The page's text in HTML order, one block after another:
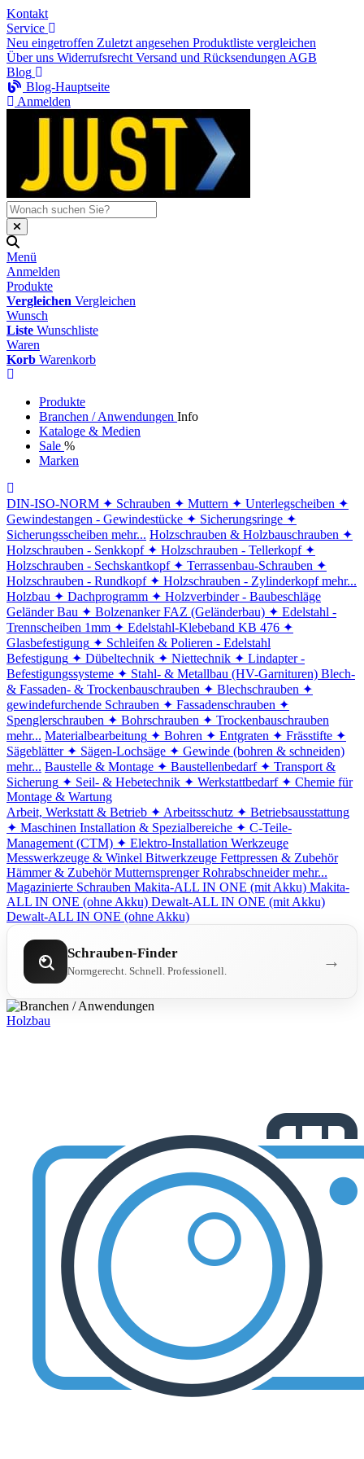
Kontakt
Service
Neu eingetroffen Zuletzt angesehen Produktliste vergleichen
Über uns Widerrufsrecht Versand und Rücksendungen AGB
Blog
Blog-Hauptseite
Anmelden
Menü
Anmelden
Produkte
Vergleichen Vergleichen
Wunsch
Liste Wunschliste
Waren
Korb Warenkorb
Produkte
Branchen / Anwendungen Info
Kataloge & Medien
Sale %
Marken
DIN-ISO-NORM ✦ Schrauben ✦ Muttern ✦ Unterlegscheiben ✦
Gewindestangen - Gewindestücke ✦ Sicherungsringe ✦
Sicherungsscheiben mehr... Holzschrauben & Holzbauschrauben ✦
Holzschrauben - Senkkopf ✦ Holzschrauben - Tellerkopf ✦
Holzschrauben - Sechskantkopf ✦ Terrassenbau-Schrauben ✦
Holzschrauben - Rundkopf ✦ Holzschrauben - Zylinderkopf mehr...
Holzbau ✦ Dachprogramm ✦ Holzverbinder - Baubeschläge
Geländer Bau ✦ Bolzenanker FAZ (Geländerbau) ✦ Edelstahl -
Trennscheiben 1mm ✦ Edelstahl-Klebeband KB 476 ✦
Glasbefestigung ✦ Schleifen & Polieren - Edelstahl
Befestigung ✦ Dübeltechnik ✦ Niettechnik ✦ Lindapter -
Befestigungssysteme ✦ Stahl- & Metallbau (HV-Garnituren) Blech-
& Fassaden- & Trockenbauschrauben ✦ Blechschrauben ✦
gewindefurchende Schrauben ✦ Fassadenschrauben ✦
Spenglerschrauben ✦ Bohrschrauben ✦ Trockenbauschrauben
mehr... Materialbearbeitung ✦ Bohren ✦ Entgraten ✦ Frässtifte ✦
Sägeblätter ✦ Sägen-Lochsäge ✦ Gewinde (bohren & schneiden)
mehr... Baustelle & Montage ✦ Baustellenbedarf ✦ Transport &
Sicherung ✦ Seil- & Hebetechnik ✦ Werkstattbedarf ✦ Chemie für
Montage & Wartung
Arbeit, Werkstatt & Betrieb ✦ Arbeitsschutz ✦ Betriebsausstattung
✦ Maschinen Installation & Spezialbereiche ✦ C-Teile-
Management (CTM) ✦ Elektro-Installation Werkzeuge
Messwerkzeuge & Winkel Bitwerkzeuge Fettpressen & Zubehör
Hämmer & Zubehör Mutternsprenger Rohrabschneider mehr...
Magazinierte Schrauben Makita-ALL IN ONE (mit Akku) Makita-
ALL IN ONE (ohne Akku) Dewalt-ALL IN ONE (mit Akku)
Dewalt-ALL IN ONE (ohne Akku)
Schrauben-Finder
Normgerecht. Schnell. Professionell. →
Holzbau